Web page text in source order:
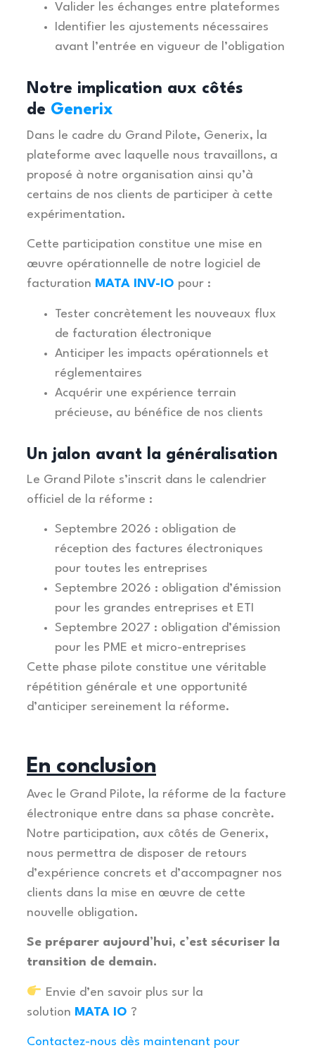
Valider les échanges entre plateformes
Identifier les ajustements nécessaires
avant l’entrée en vigueur de l’obligation
Notre implication aux côtés
de Generix
Dans le cadre du Grand Pilote, Generix, la
plateforme avec laquelle nous travaillons, a
proposé à notre organisation ainsi qu’à
certains de nos clients de participer à cette
expérimentation.
Cette participation constitue une mise en
œuvre opérationnelle de notre logiciel de
facturation MATA INV-IO pour :
Tester concrètement les nouveaux flux
de facturation électronique
Anticiper les impacts opérationnels et
réglementaires
Acquérir une expérience terrain
précieuse, au bénéfice de nos clients
Un jalon avant la généralisation
Le Grand Pilote s’inscrit dans le calendrier
officiel de la réforme :
Septembre 2026 : obligation de
réception des factures électroniques
pour toutes les entreprises
Septembre 2026 : obligation d’émission
pour les grandes entreprises et ETI
Septembre 2027 : obligation d’émission
pour les PME et micro-entreprises
Cette phase pilote constitue une véritable
répétition générale et une opportunité
d’anticiper sereinement la réforme.
En conclusion
Avec le Grand Pilote, la réforme de la facture
électronique entre dans sa phase concrète.
Notre participation, aux côtés de Generix,
nous permettra de disposer de retours
d’expérience concrets et d’accompagner nos
clients dans la mise en œuvre de cette
nouvelle obligation.
Se préparer aujourd’hui, c’est sécuriser la
transition de demain.
Envie d’en savoir plus sur la
solution MATA IO ?
Contactez-nous dès maintenant pour